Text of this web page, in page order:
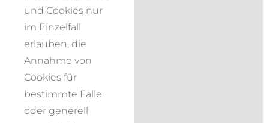
und Cookies nur
im Einzelfall
erlauben, die
Annahme von
Cookies für
bestimmte Fälle
oder generell